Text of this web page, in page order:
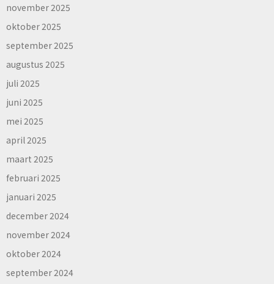
november 2025
oktober 2025
september 2025
augustus 2025
juli 2025
juni 2025
mei 2025
april 2025
maart 2025
februari 2025
januari 2025
december 2024
november 2024
oktober 2024
september 2024